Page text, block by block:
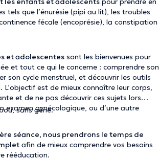
tels que l’énurésie (pipi au lit), les troubles
fécale (encoprésie), la constipation
et adolescentes sont les bienvenues pour
et tout ce qui le concerne : comprendre son
son cycle menstruel, et découvrir les outils
L’objectif est de mieux connaître leur corps,
et de ne pas découvrir ces sujets lors
examen gynécologique, ou d’une autre
sans gêne.
séance, nous prendrons le temps de
afin de mieux comprendre vos besoins
rééducation.